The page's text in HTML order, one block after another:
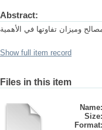
Abstract:
وميزان تفاوتها في الأهمية
Show full item record
Files in this item
Name:
Size:
Format: